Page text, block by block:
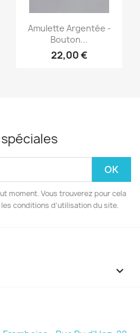
Aperçu rapide
Amulette Argentée -
Bouton...
22,00 €
moment. Vous trouverez pour cela
conditions d'utilisation du site.
